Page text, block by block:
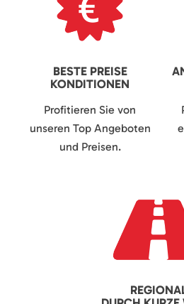
BESTE PREISE
KONDITIONEN
Profitieren Sie von
unseren Top Angeboten
und Preisen.